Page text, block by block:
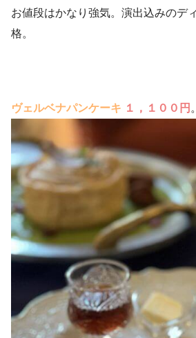
お値段はかなり強気。演出込みのデ
格。
ヴェルベナパンケーキ １，１００円 。